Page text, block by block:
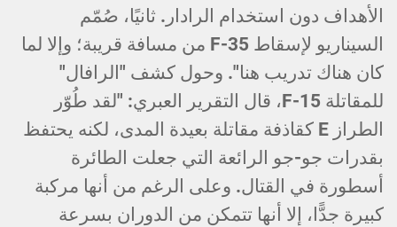
الأهداف دون استخدام الرادار. ثانيًا، صُمّم
السيناريو لإسقاط F-35 من مسافة قريبة؛ وإلا لما
كان هناك تدريب هنا". وحول كشف "الرافال"
للمقاتلة F-15، قال التقرير العبري: "لقد طُوّر
الطراز E كقاذفة مقاتلة بعيدة المدى، لكنه يحتفظ
بقدرات جو-جو الرائعة التي جعلت الطائرة
أسطورة في القتال. وعلى الرغم من أنها مركبة
كبيرة جدًّا، إلا أنها تتمكن من الدوران بسرعة